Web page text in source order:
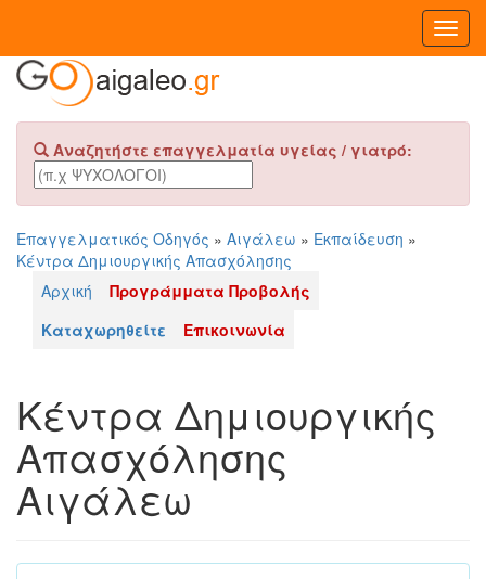
Αναζητήστε επαγγελματία υγείας / γιατρό:
Επαγγελματικός Οδηγός » Αιγάλεω » Εκπαίδευση »
Κέντρα Δημιουργικής Απασχόλησης
Αρχική
Προγράμματα Προβολής
Καταχωρηθείτε
Επικοινωνία
Κέντρα Δημιουργικής
Απασχόλησης
Αιγάλεω